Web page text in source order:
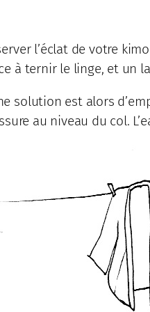
l’éclat de votre
à ternir le linge, et un
solution est alors
au niveau du col.